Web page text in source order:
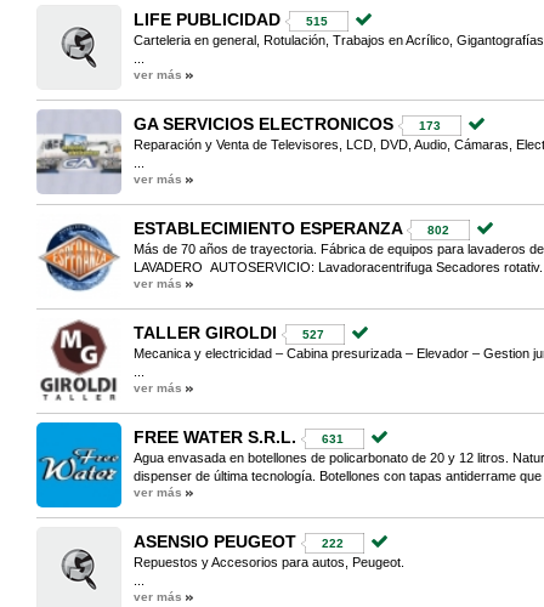
LIFE PUBLICIDAD 515
Carteleria en general, Rotulación, Trabajos en Acrílico,
ver más
GA SERVICIOS ELECTRONICOS 173
Reparación y Venta de Televisores, LCD, DVD, Audio, Cámaras,
ver más
ESTABLECIMIENTO ESPERANZA 802
Más de 70 años de trayectoria. Fábrica de equipos para lavaderos
LAVADERO AUTOSERVICIO: Lavadoracentrifuga Secadores
ver más
TALLER GIROLDI 527
Mecanica y electricidad – Cabina presurizada – Elevador – Gestion
ver más
FREE WATER S.R.L. 631
Agua envasada en botellones de policarbonato de 20 y 12 litros.
dispenser de última tecnología. Botellones con tapas antiderrame que
ver más
ASENSIO PEUGEOT 222
Repuestos y Accesorios para autos, Peugeot.
ver más